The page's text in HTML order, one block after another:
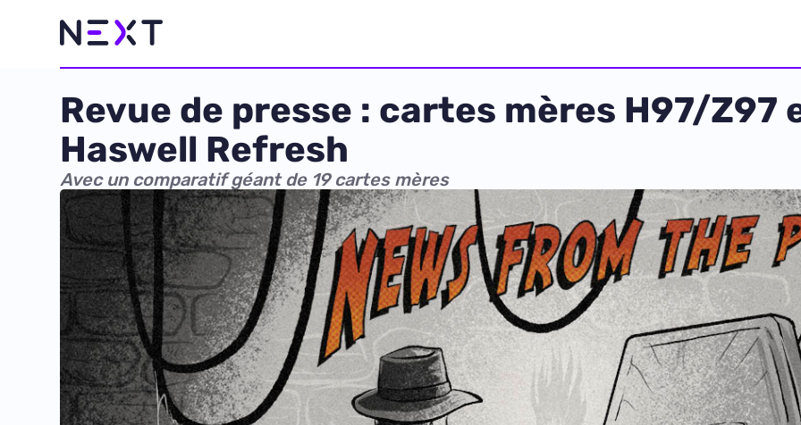
Revue de presse : cartes mères H97/Z97
Haswell Refresh
Avec un comparatif géant de 19 cartes mères